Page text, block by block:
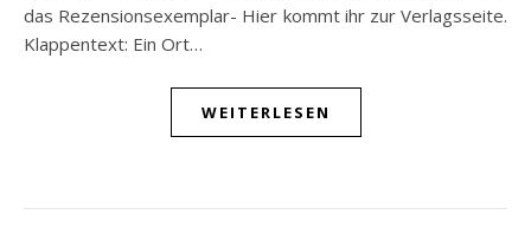
das Rezensionsexemplar- Hier kommt ihr zur Verlagsseite.
Klappentext: Ein Ort…
WEITERLESEN